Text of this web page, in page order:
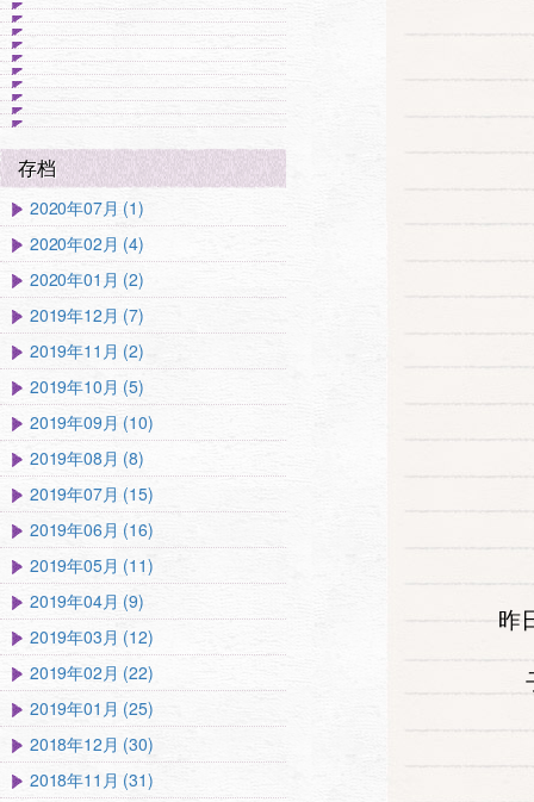
昨
存档
2020年07月 (1)
2020年02月 (4)
2020年01月 (2)
2019年12月 (7)
2019年11月 (2)
2019年10月 (5)
2019年09月 (10)
2019年08月 (8)
2019年07月 (15)
2019年06月 (16)
2019年05月 (11)
2019年04月 (9)
2019年03月 (12)
2019年02月 (22)
2019年01月 (25)
2018年12月 (30)
2018年11月 (31)